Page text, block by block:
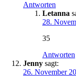
Antworten
Letanna
28.
35
Antworten
Jenny sagt:
26. November